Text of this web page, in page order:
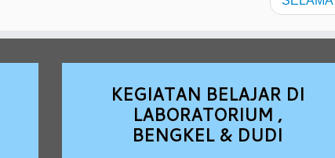
KEGIATAN BELAJAR DI
LABORATORIUM ,
BENGKEL & DUDI